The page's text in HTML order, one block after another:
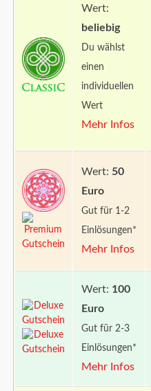
Wert:
beliebig
Du wählst
einen
individuellen
Wert
Mehr Infos
Wert: 50
Euro
Gut für 1-2
Einlösungen*
Mehr Infos
Wert: 100
Euro
Gut für 2-3
Einlösungen*
Mehr Infos